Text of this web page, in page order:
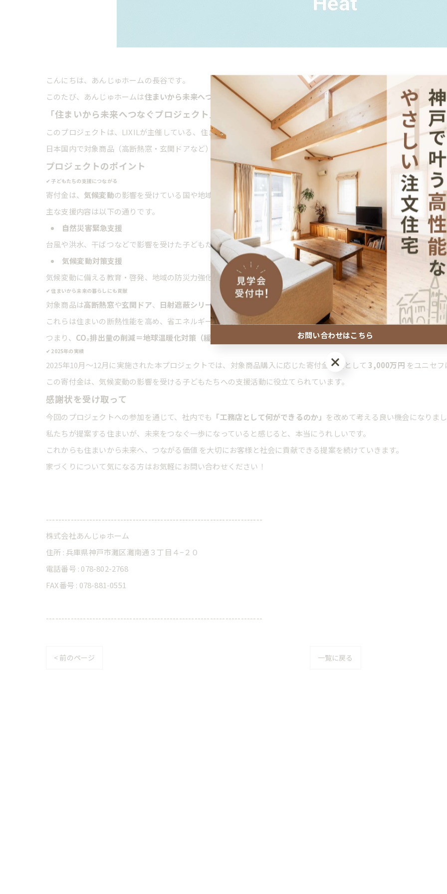
こんにちは、あんじゅホームの長谷です。
このたび、あんじゅホームは住まいから未来へつなぐプロジェクト に参加し、感謝状 をいただきました！
「住まいから未来へつなぐプロジェクト」とは？
このプロジェクトは、LIXILが主催している、住まいづくりを通じて気候変動の影響を受けやすい子どもたちの支援に
日本国内で対象商品（高断熱窓・玄関ドアなど）を1台ご購入いただくごとに、50円または100円がユニセフ（国連児
プロジェクトのポイント
✔ 子どもたちの支援につながる
寄付金は、 気候変動の影響を受けている国や地域の子どもたちへの支援に活用されます。
主な支援内容は以下の通りです。
自然災害緊急支援
台風や洪水、干ばつなどで影響を受けた子どもたちとその家族への支援。
気候変動対策支援
気候変動に備える教育・啓発、地域の防災力強化、子どもや若者の参加型活動の支援。
✔ 住まいから未来の暮らしにも貢献
対象商品は高断熱窓や玄関ドア、 日射遮蔽シリーズ
など。
これらは住まいの断熱性能を高め、省エネルギーに貢献します。
つまり、 CO₂排出量の削減＝地球温暖化対策（緩和）
✔ 2025年の実績
2025年10月〜12月に実施された本プロジェクトでは、対象商品購入に応じた寄付金総額として 3,000万円 をユニセ
この寄付金は、気候変動の影響を受ける子どもたちへの支援活動に役立てられています。
感謝状を受け取って
今回のプロジェクトへの参加を通じて、社内でも 「工務店として何ができるのか」 を改めて考える良い機会になりま
私たちが提案する住まいが、未来をつなぐ一歩になっていると感じると、本当にうれしいです。
これからも住まいから未来へ、つながる価値 を大切にお客様と社会に貢献できる提案を続けていきます。
家づくりについて気になる方はお気軽にお問い合わせください！
----------------------------------------------------------------------
株式会社あんじゅホーム
住所 : 兵庫県神戸市灘区灘南通３丁目４−２０
電話番号 : 078-802-2768
FAX番号 : 078-881-0551
----------------------------------------------------------------------
< 前のページ 一覧に戻る
お問い合わせはこちら
お問い合わせはこちら